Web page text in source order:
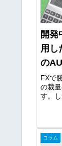
開発
用し
の
FXで
の裁
す。
を用
した
今...
コラム